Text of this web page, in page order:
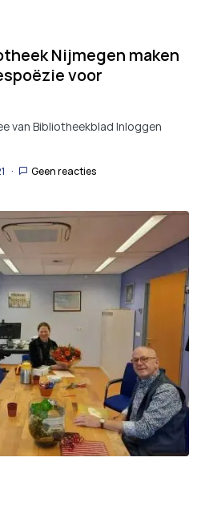
Nijmegen maken
voor
van Bibliotheekblad Inloggen
Geen reacties